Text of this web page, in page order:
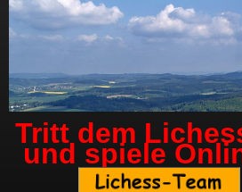
Tritt dem
und spiele